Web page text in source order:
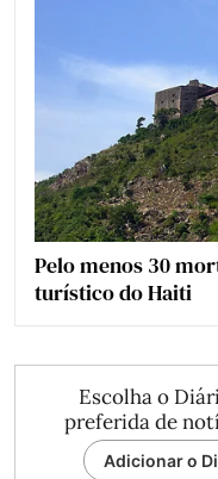
Pelo menos 30
turístico do Haiti
Escolha o
preferida de
Adicionar o